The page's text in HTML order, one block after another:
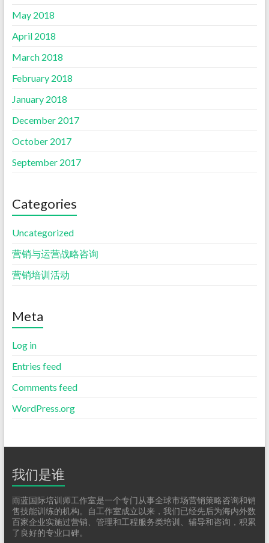
May 2018
April 2018
March 2018
February 2018
January 2018
December 2017
October 2017
September 2017
Categories
Uncategorized
营销与运营战略咨询
营销培训活动
Meta
Log in
Entries feed
Comments feed
WordPress.org
我们是谁
雨蓝国际培训师工作室是一个专门从事全球市场营销策略咨询和销
售技能训练的机构。自工作室成立以来，我们已经先后为海内外数
百家企业实施过营销、管理和工程服务类培训、辅导和咨询，积累
了良好的专业口碑。